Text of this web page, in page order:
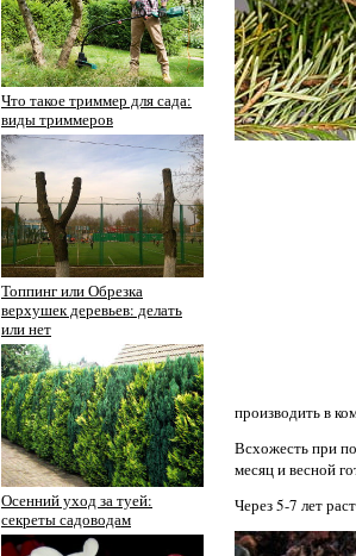
Что такое триммер для сада:
виды триммеров
Топпинг или Обрезка
верхушек деревьев: делать
или нет
Осенний уход за туей:
секреты садоводам
производить в
Всхожесть при
месяц и весной
Через 5-7 лет